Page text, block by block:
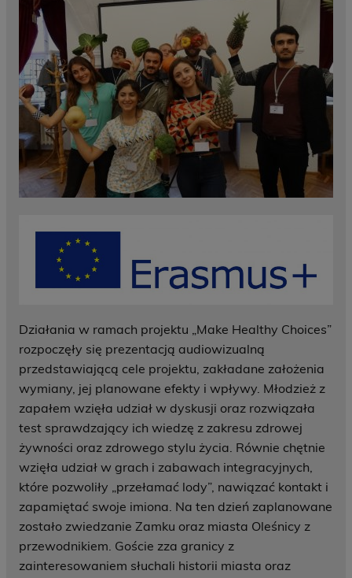
Działania w ramach projektu „Make Healthy Choices”
rozpoczęły się prezentacją audiowizualną
przedstawiającą cele projektu, zakładane założenia
wymiany, jej planowane efekty i wpływy. Młodzież z
zapałem wzięła udział w dyskusji oraz rozwiązała
test sprawdzający ich wiedzę z zakresu zdrowej
żywności oraz zdrowego stylu życia. Równie chętnie
wzięła udział w grach i zabawach integracyjnych,
które pozwoliły „przełamać lody”, nawiązać kontakt i
zapamiętać swoje imiona. Na ten dzień zaplanowane
zostało zwiedzanie Zamku oraz miasta Oleśnicy z
przewodnikiem. Goście zza granicy z
zainteresowaniem słuchali historii miasta oraz